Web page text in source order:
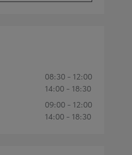
08:30 - 12:00
14:00 - 18:30
09:00 - 12:00
14:00 - 18:30